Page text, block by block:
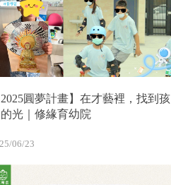
圓夢計畫】在才藝裡，找到孩
光｜修緣育幼院
06/23